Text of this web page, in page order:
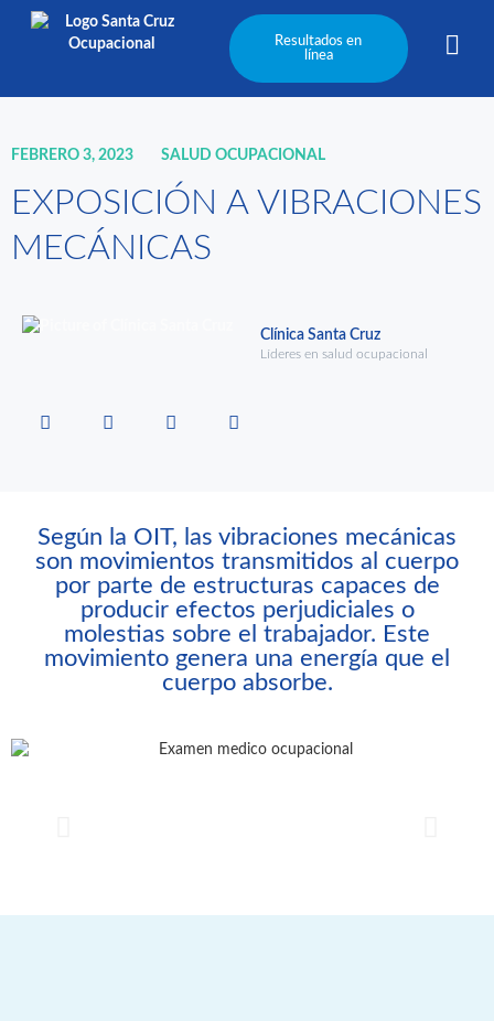
Resultados en
línea
FEBRERO 3, 2023 SALUD OCUPACIONAL
EXPOSICIÓN A VIBRACIONES
MECÁNICAS
Clínica Santa Cruz
Líderes en salud ocupacional
Según la OIT, las vibraciones mecánicas
son movimientos transmitidos al cuerpo
por parte de estructuras capaces de
producir efectos perjudiciales o
molestias sobre el trabajador. Este
movimiento genera una energía que el
cuerpo absorbe.